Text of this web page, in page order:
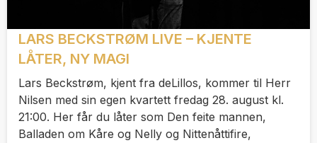
LARS BECKSTRØM LIVE – KJENTE
LÅTER, NY MAGI
Lars Beckstrøm, kjent fra deLillos, kommer til Herr
Nilsen med sin egen kvartett fredag 28. august kl.
21:00. Her får du låter som Den feite mannen,
Balladen om Kåre og Nelly og Nittenåttifire,